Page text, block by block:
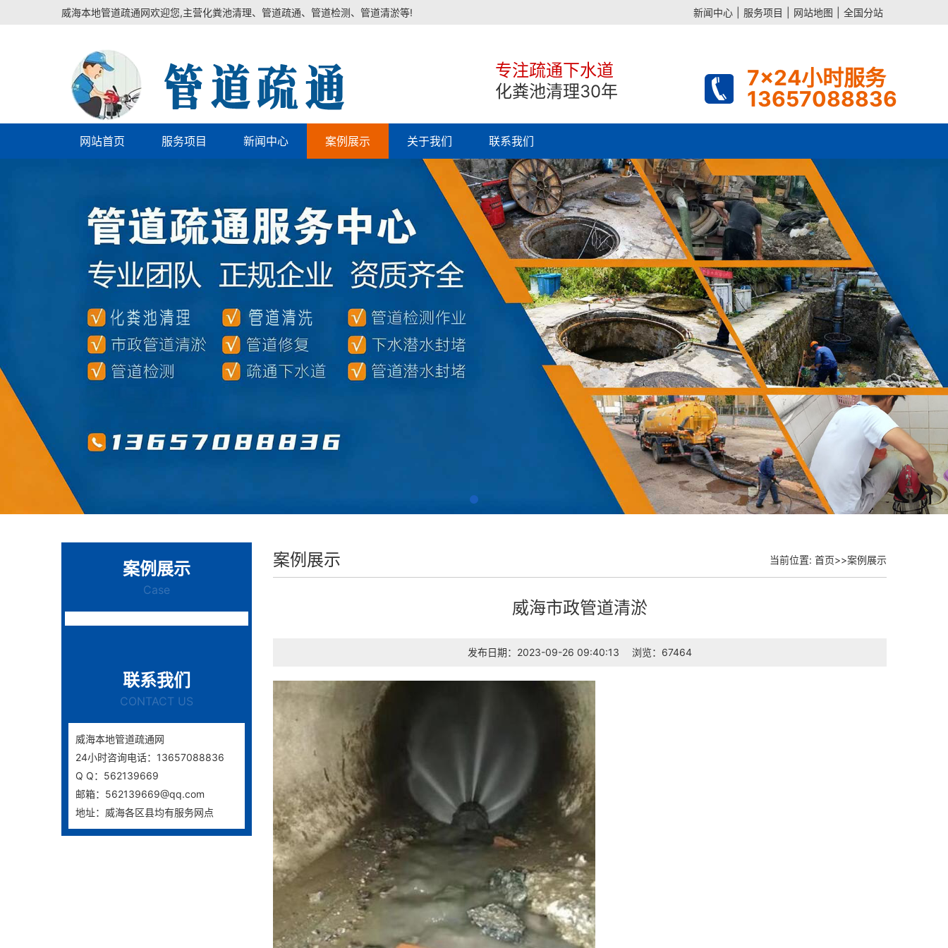
威海本地管道疏通网欢迎您,主营化粪池清理、管道疏通、管道检测、管道清淤等! 新闻中心 服务项目 网站地图 全国分站
专注疏通下水道
化粪池清理30年
7x24小时服务
13657088836
网站首页 服务项目 新闻中心 案例展示 关于我们 联系我们
案例展示
Case
联系我们
CONTACT US
威海本地管道疏通网
24小时咨询电话：13657088836
Q Q：562139669
邮箱：562139669@qq.com
地址：威海各区县均有服务网点
案例展示 当前位置: 首页>>案例展示
威海市政管道清淤
发布日期：2023-09-26 09:40:13 浏览：67464